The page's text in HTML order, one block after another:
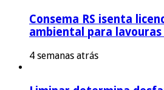
Consema RS isenta
ambiental para
4 semanas atrás